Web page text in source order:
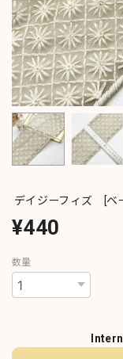
デイジーフィズ [ベ
¥440
数量